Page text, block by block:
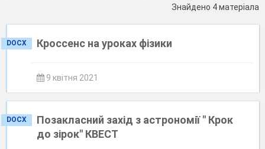
Знайдено 4 матеріала
DOCX Кроссенс на уроках фізики
9 квітня 2021
DOCX
Позакласний захід з астрономії " Крок
до зірок" КВЕСТ